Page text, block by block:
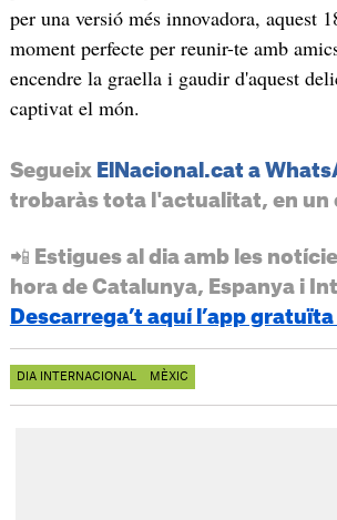
per una versió més innovadora, aquest
moment perfecte per reunir-te amb
encendre la graella i gaudir d'aquest
captivat el món.
Segueix ElNacional.cat a
trobaràs tota l'actualitat, en un
📲 Estigues al dia amb les
hora de Catalunya, Espanya i
Descarrega’t aquí l’app gratuïta
DIA INTERNACIONAL MÈXIC